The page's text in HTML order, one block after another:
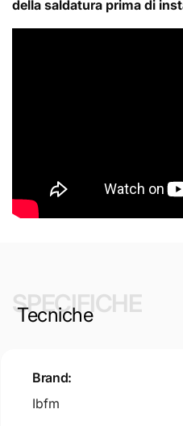
della saldatura prima di
SPECIFICHE
Tecniche
Brand:
Ibfm